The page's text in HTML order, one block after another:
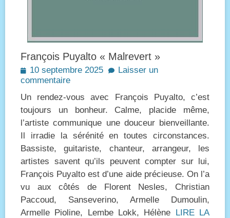
François Puyalto « Malrevert »
Posted
on
10 septembre 2025
Laisser un
commentaire
Un rendez-vous avec François Puyalto, c’est
toujours un bonheur. Calme, placide même,
l’artiste communique une douceur bienveillante.
Il irradie la sérénité en toutes circonstances.
Bassiste, guitariste, chanteur, arrangeur, les
artistes savent qu’ils peuvent compter sur lui,
François Puyalto est d’une aide précieuse. On l’a
vu aux côtés de Florent Nesles, Christian
Paccoud, Sanseverino, Armelle Dumoulin,
Armelle Pioline, Lembe Lokk, Hélène LIRE LA